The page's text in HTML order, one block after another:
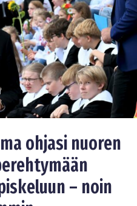
ohjasi nuoren
– noin